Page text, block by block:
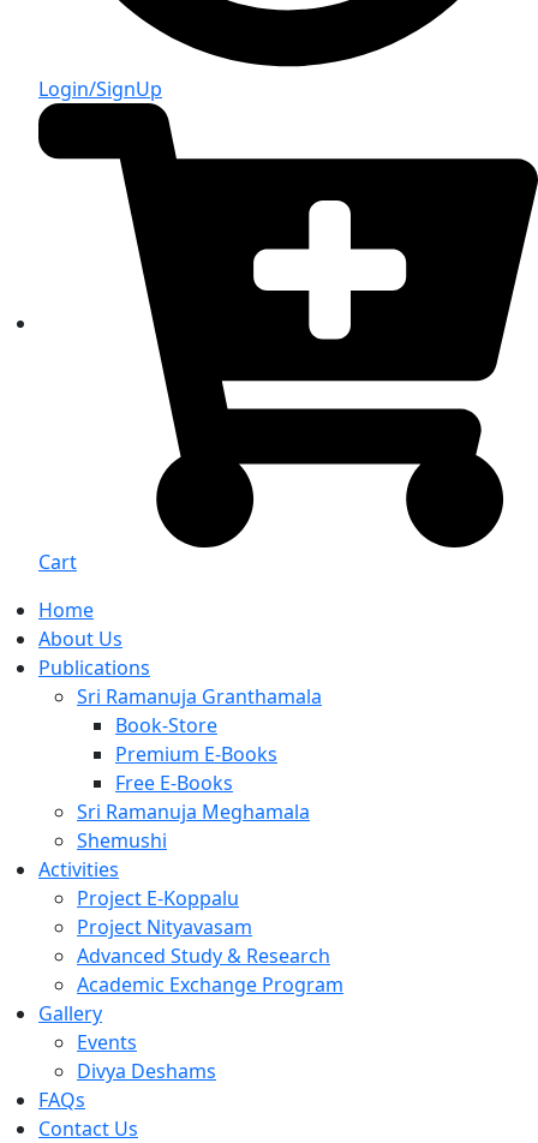
Login/SignUp
Cart
Home
About Us
Publications
Sri Ramanuja Granthamala
Book-Store
Premium E-Books
Free E-Books
Sri Ramanuja Meghamala
Shemushi
Activities
Project E-Koppalu
Project Nityavasam
Advanced Study & Research
Academic Exchange Program
Gallery
Events
Divya Deshams
FAQs
Contact Us